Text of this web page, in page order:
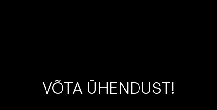
VÕTA ÜHENDUST!